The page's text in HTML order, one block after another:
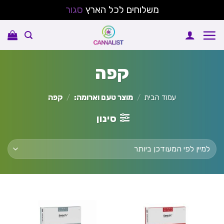
משלוחים לכל הארץ סגור
to
קפה
עמוד הבית / מוצר טעם וארומה: / קפה
סינון